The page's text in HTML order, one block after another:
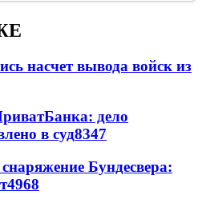
насчет вывода войск из
дело
в суд8347
Бундесвера:
4968